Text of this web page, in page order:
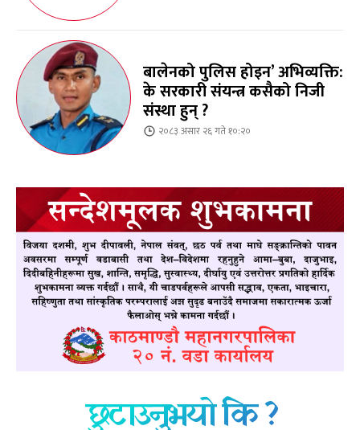
बालेनको पुलिस होइन’ अभिव्यक्ति:
के सरकारी संयन्त्र कसैको निजी
संस्था हुन् ?
२०८३ असार २६ गते १०:२०
छुटाउनुभयो कि ?